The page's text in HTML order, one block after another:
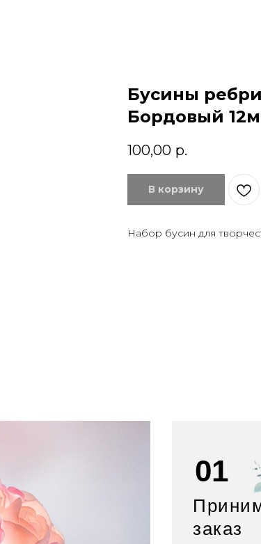
Бусины
Бордовый
100,00 р.
В корзину
Набор бусин для
01
заказ